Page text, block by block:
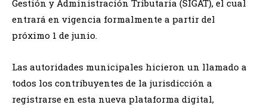
Gestión y Administración Tributaria (SIGAT), el cual
entrará en vigencia formalmente a partir del
próximo 1 de junio.
Las autoridades municipales hicieron un llamado a
todos los contribuyentes de la jurisdicción a
registrarse en esta nueva plataforma digital,